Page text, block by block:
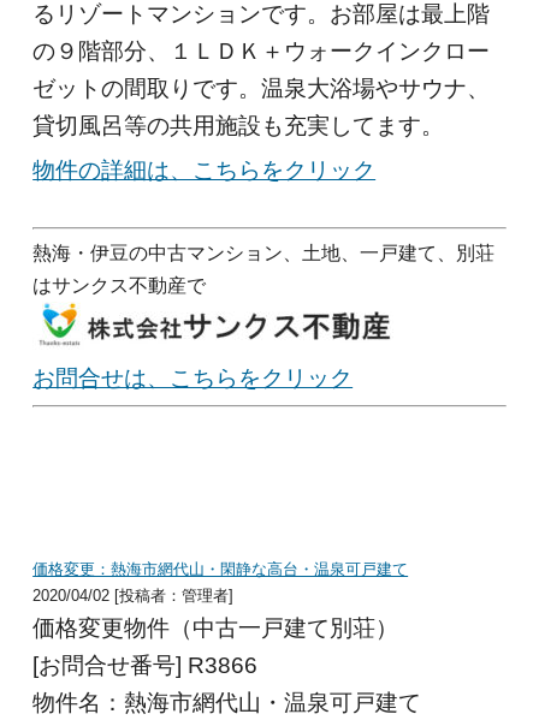
るリゾートマンションです。お部屋は最上階
の９階部分、１ＬＤＫ＋ウォークインクロー
ゼットの間取りです。温泉大浴場やサウナ、
貸切風呂等の共用施設も充実してます。
物件の詳細は、こちらをクリック
熱海・伊豆の中古マンション、土地、一戸建て、別荘
はサンクス不動産で
お問合せは、こちらをクリック
価格変更：熱海市網代山・閑静な高台・温泉可戸建て
2020/04/02 [投稿者：管理者]
価格変更物件（中古一戸建て別荘）
[お問合せ番号] R3866
物件名：熱海市網代山・温泉可戸建て